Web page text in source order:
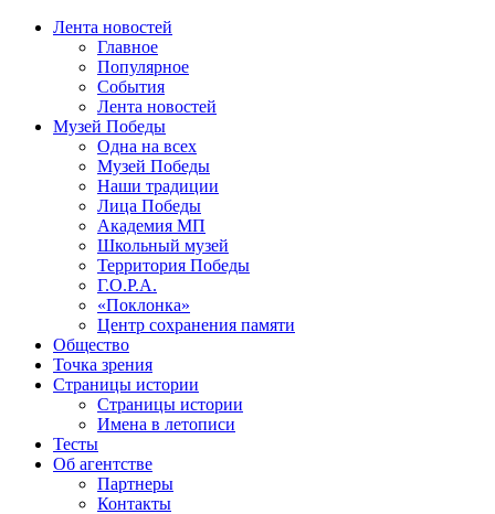
Лента новостей
Главное
Популярное
События
Лента новостей
Музей Победы
Одна на всех
Музей Победы
Наши традиции
Лица Победы
Академия МП
Школьный музей
Территория Победы
Г.О.Р.А.
«Поклонка»
Центр сохранения памяти
Общество
Точка зрения
Страницы истории
Страницы истории
Имена в летописи
Тесты
Об агентстве
Партнеры
Контакты